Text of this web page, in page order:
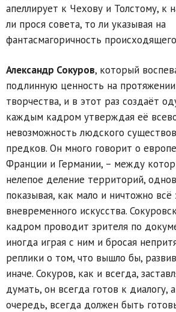
апеллирует к Чехову и Толстому, к
ли прося совета, то ли указывая на
фантасмагоричность
Александр Сокуров, который
подлинную ценность на
творчества, и в этот раз создаёт
каждым кадром утверждая её
невозможность людского
предков. Он много говорит о
Франции и Германии, – между
нелепое деление территорий,
показывая, как мало и ничтожно
вневременного искусства.
кадром проводит зрителя по
иногда играя с ним и бросая
реплики о том, что вышло бы,
иначе. Сокуров, как и всегда,
думать, он всегда готов к диалогу,
очередь, всегда должен быть